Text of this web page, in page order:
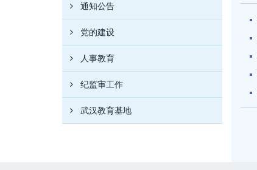
通知公告
党的建设
人事教育
纪监审工作
武汉教育基地